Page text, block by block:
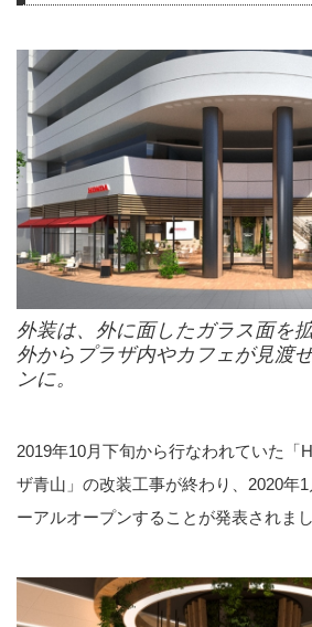
外装は、外に面したガラス面を
外からプラザ内やカフェが見渡
ンに。
2019年10月下旬から行なわれていた「
ザ青山」の改装工事が終わり、2020年
ーアルオープンすることが発表されまし